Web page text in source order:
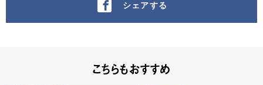
シェアする
こちらもおすすめ